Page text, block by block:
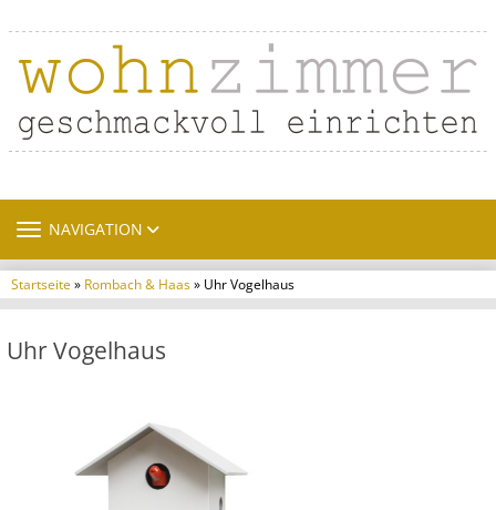
TOGGLE NAVIGATION
NAVIGATION
Startseite» Rombach & Haas» Uhr Vogelhaus
Uhr Vogelhaus